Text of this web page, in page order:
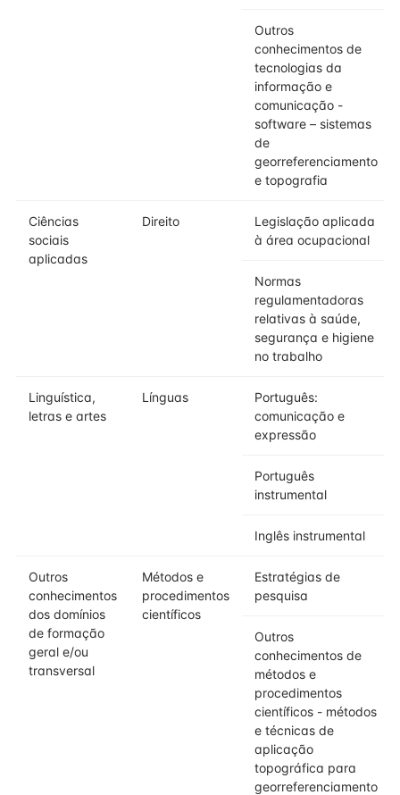
Outros
conhecimentos de
tecnologias da
informação e
comunicação -
software – sistemas
de
georreferenciamento
e topografia
Ciências
sociais
aplicadas
Direito
Legislação aplicada
à área ocupacional
Normas
regulamentadoras
relativas à saúde,
segurança e higiene
no trabalho
Linguística,
letras e artes
Línguas
Português:
comunicação e
expressão
Português
instrumental
Inglês instrumental
Outros
conhecimentos
dos domínios
de formação
geral e/ou
transversal
Métodos e
procedimentos
científicos
Estratégias de
pesquisa
Outros
conhecimentos de
métodos e
procedimentos
científicos - métodos
e técnicas de
aplicação
topográfica para
georreferenciamento